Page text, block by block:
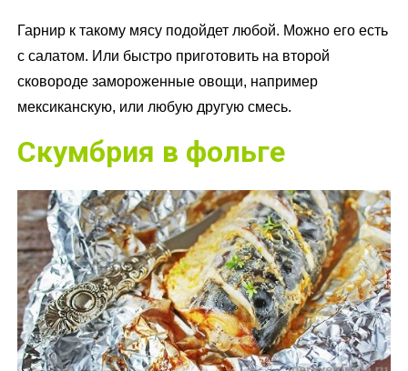
Гарнир к такому мясу подойдет любой. Можно его есть
с салатом. Или быстро приготовить на второй
сковороде замороженные овощи, например
мексиканскую, или любую другую смесь.
Скумбрия в фольге